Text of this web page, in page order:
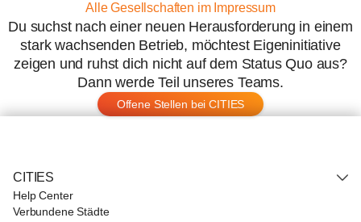
Alle Gesellschaften im Impressum
Du suchst nach einer neuen Herausforderung in einem
stark wachsenden Betrieb, möchtest Eigeninitiative
zeigen und ruhst dich nicht auf dem Status Quo aus?
Dann werde Teil unseres Teams.
Offene Stellen bei CITIES
CITIES
Help Center
Verbundene Städte